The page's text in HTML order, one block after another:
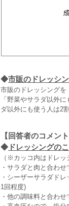
◆市販のドレッシ
市販のドレッシング
「野菜やサラダ以外
ダ以外にも使う人は2
【回答者のコメント
◆ ドレッシングの
（※カッコ内はドレッ
・サラダと肉と合わ
・シーザーサラダド
1回程度)
・他の調味料と合わ